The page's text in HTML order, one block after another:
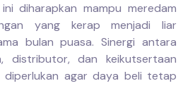
diharapkan mampu meredam
yang kerap menjadi liar
bulan puasa. Sinergi antara
distributor, dan keikutsertaan
diperlukan agar daya beli tetap